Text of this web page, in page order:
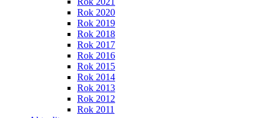
Rok 2020
Rok 2019
Rok 2018
Rok 2017
Rok 2016
Rok 2015
Rok 2014
Rok 2013
Rok 2012
Rok 2011